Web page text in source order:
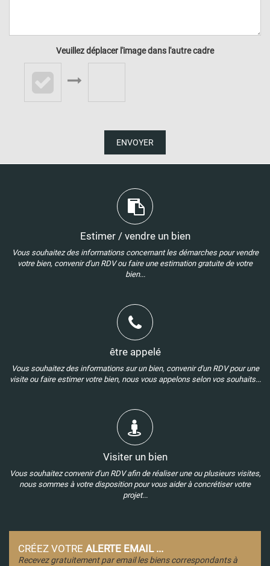
Veuillez déplacer l'image dans l'autre cadre
ENVOYER
Estimer / vendre un bien
Vous souhaitez des informations concernant les démarches pour vendre
votre bien, convenir d'un RDV ou faire une estimation gratuite de votre
bien...
être appelé
Vous souhaitez des informations sur un bien, convenir d'un RDV pour une
visite ou faire estimer votre bien, nous vous appelons selon vos souhaits...
Visiter un bien
Vous souhaitez convenir d'un RDV afin de réaliser une ou plusieurs visites,
nous sommes à votre disposition pour vous aider à concrétiser votre
projet...
CRÉEZ VOTRE ALERTE EMAIL ...
Recevez gratuitement par email les biens correspondants à